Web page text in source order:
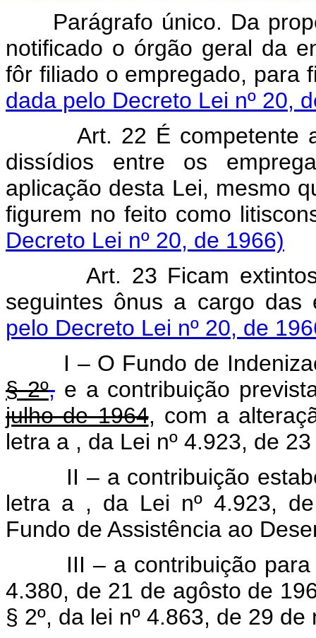
Parágrafo único. Da
notificado o órgão geral da
fôr filiado o empregado, para
dada pelo Decreto Lei nº 20,
Art. 22 É competente a
dissídios entre os
aplicação desta Lei, mesmo
figurem no feito como
Decreto Lei nº 20, de 1966)
Art. 23 Ficam extintos,
seguintes ônus a cargo das
pelo Decreto Lei nº 20, de
I – O Fundo de
§ 2º,e a contribuição
julho de 1964, com a
letra a , da Lei nº 4.923, de
II – a contribuição
letra a , da Lei nº 4.923,
Fundo de Assistência ao
III – a contribuição para o
4.380, de 21 de agôsto de
§ 2º, da lei nº 4.863, de 29